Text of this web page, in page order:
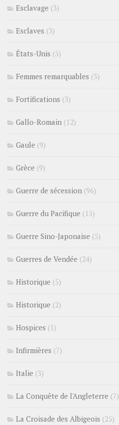
Esclavage (3)
Esclaves (3)
États-Unis (5)
Femmes remarquables (3)
Fortifications (3)
Gallo-Romain (12)
Gaule (9)
Grèce (9)
Guerre de sécession (96)
Guerre du Pacifique (15)
Guerre Sino-Japonaise (5)
Guerres de Vendée (24)
Historique (5)
Historique (2)
Hospices (1)
Infirmières (7)
Italie (3)
La Conquête de l'Angleterre (7)
La Croisade des Albigeois (25)